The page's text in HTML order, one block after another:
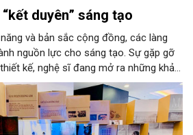
duyên” sáng tạo
và bản sắc cộng đồng, các làng
nguồn lực cho sáng tạo. Sự gặp gỡ
kế, nghệ sĩ đang mở ra những khả
thủ công đương đại trên nền tảng di
duyên” đầy cảm hứng ấy, Hà Nội đang
của hệ sinh thái thủ công, biến vốn cổ
cho tương lai.